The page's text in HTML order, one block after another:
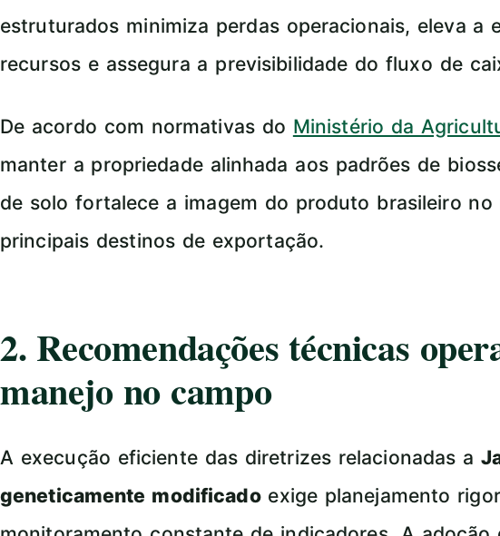
estruturados minimiza perdas operacionais, eleva a
recursos e assegura a previsibilidade do fluxo de
De acordo com normativas do Ministério da
manter a propriedade alinhada aos padrões de
de solo fortalece a imagem do produto brasileiro
principais destinos de exportação.
2. Recomendações técnicas
manejo no campo
A execução eficiente das diretrizes relacionadas a
geneticamente modificadoexige planejamento